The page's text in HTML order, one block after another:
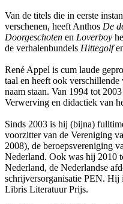
Van de titels die in eerste
verschenen, heeft Anthos De
Doorgeschoten en Loverboy
de verhalenbundels Hittegolf
René Appel is cum laude
taal en heeft ook
naam staan. Van 1994 tot
Verwerving en didactiek van
Sinds 2003 is hij (bijna)
voorzitter van de Vereniging
2008), de beroepsvereniging
Nederland. Ook was hij 2010
Nederland, de Nederlandse
schrijversorganisatie PEN. Hij
Libris Literatuur Prijs.